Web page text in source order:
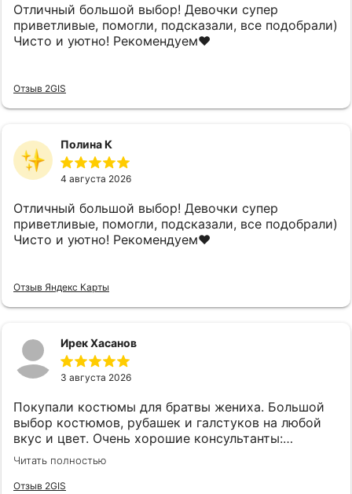
Отличный большой выбор! Девочки супер
приветливые, помогли, подсказали, все подобрали)
Чисто и уютно! Рекомендуем❤️
Отзыв 2GIS
Полина К
4 августа 2026
Отличный большой выбор! Девочки супер
приветливые, помогли, подсказали, все подобрали)
Чисто и уютно! Рекомендуем❤️
Отзыв Яндекс Карты
Ирек Хасанов
3 августа 2026
Покупали костюмы для братвы жениха. Большой
выбор костюмов, рубашек и галстуков на любой
вкус и цвет. Очень хорошие консультанты:
клиентоориентированы, эмпатичны, симпатичны, с
хорошим вкусом. Огромная благодарность
консультантам Анне и Ляле! Также наливают чай,
Читать полностью
Отзыв 2GIS